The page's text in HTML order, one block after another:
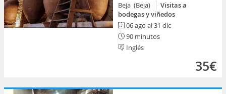
Beja (Beja)
Visitas a
bodegas y viñedos
06 ago al 31 dic
90 minutos
Inglés
35€